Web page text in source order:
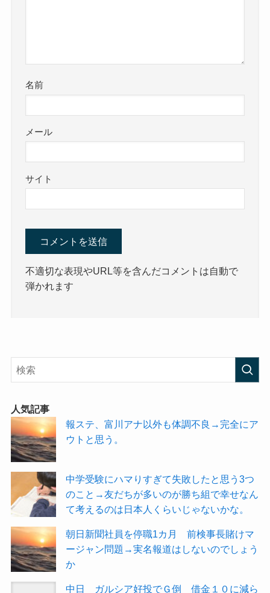
名前
メール
サイト
不適切な表現やURL等を含んだコメントは自動で
弾かれます
人気記事
報ステ、富川アナ以外も体調不良→完全にア
ウトと思う。
中学受験にハマりすぎて失敗したと思う3つ
のこと→友だちが多いのが勝ち組で幸せなん
て考えるのは日本人くらいじゃないかな。
朝日新聞社員を停職1カ月 前検事長賭けマ
ージャン問題→実名報道はしないのでしょう
か
中日 ガルシア好投でＧ倒 借金１０に減ら